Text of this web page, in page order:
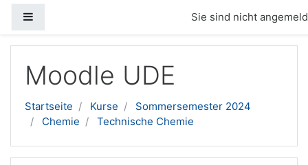
Sie sind nicht
Moodle UDE
Startseite Kurse
Sommersemester 2024
Chemie
Technische Chemie